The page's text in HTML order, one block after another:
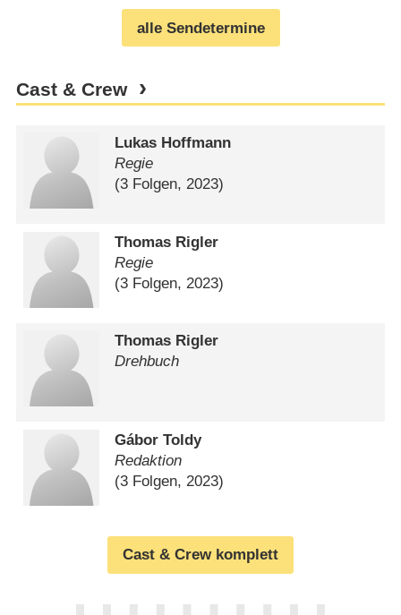
alle Sendetermine
Cast & Crew
Lukas Hoffmann
Regie
(3 Folgen, 2023)
Thomas Rigler
Regie
(3 Folgen, 2023)
Thomas Rigler
Drehbuch
Gábor Toldy
Redaktion
(3 Folgen, 2023)
Cast & Crew komplett